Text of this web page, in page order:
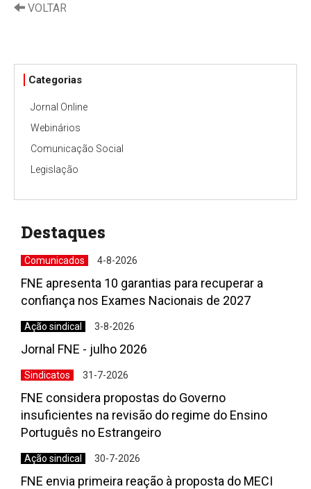
VOLTAR
Categorias
Jornal Online
Webinários
Comunicação Social
Legislação
Destaques
Comunicados 4-8-2026
FNE apresenta 10 garantias para recuperar a
confiança nos Exames Nacionais de 2027
Ação sindical 3-8-2026
Jornal FNE - julho 2026
Sindicatos 31-7-2026
FNE considera propostas do Governo
insuficientes na revisão do regime do Ensino
Português no Estrangeiro
Ação sindical 30-7-2026
FNE envia primeira reação à proposta do MECI